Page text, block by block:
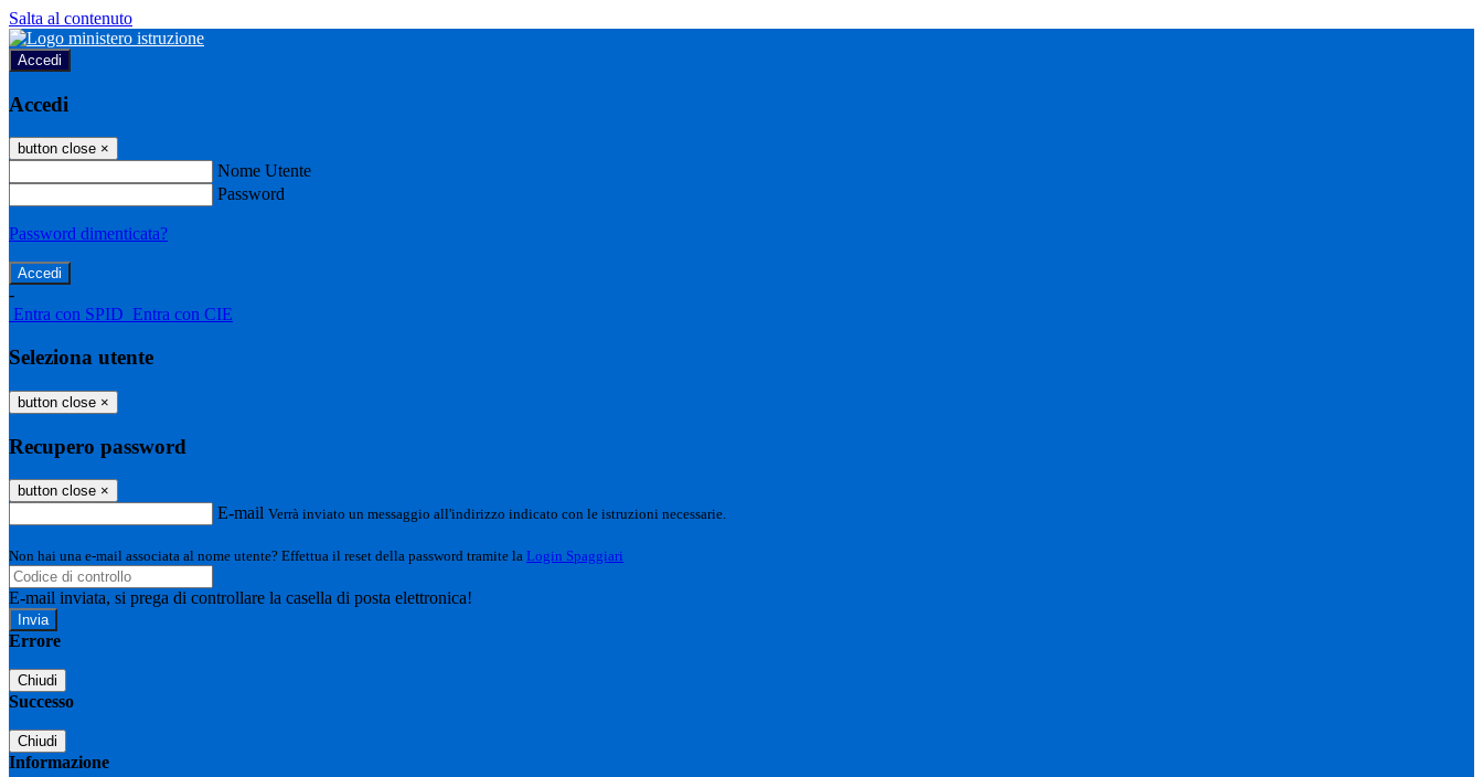
Salta al contenuto
Accedi
Accedi
button close ×
Nome Utente
Password
Password dimenticata?
-
Entra con SPID Entra con CIE
Seleziona utente
button close ×
Recupero password
button close ×
E-mail Verrà inviato un messaggio all'indirizzo indicato con le istruzioni necessarie.
Non hai una e-mail associata al nome utente? Effettua il reset della password tramite la Login Spaggiari
E-mail inviata, si prega di controllare la casella di posta elettronica!
Errore
Chiudi
Successo
Chiudi
Informazione